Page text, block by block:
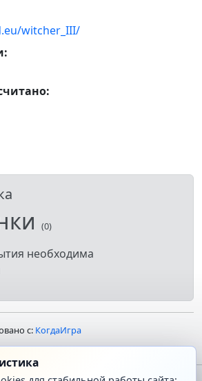
witcher_III/
(0)
необходима
с: КогдаИгра